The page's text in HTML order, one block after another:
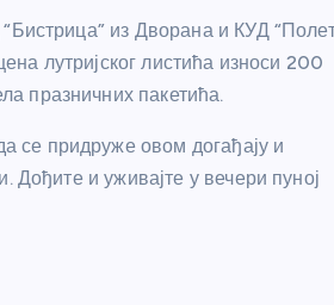
из Дворана и КУД
лутријског листића износи 200
празничних пакетића.
се придруже овом догађају и
Дођите и уживајте у вечери пуној